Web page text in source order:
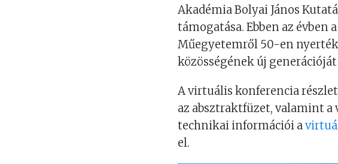
Akadémia Bolyai János
támogatása. Ebben az évben
Műegyetemről 50-en
közösségének új
A virtuális konferencia
az absztraktfüzet, valamint a
technikai információi a
el.